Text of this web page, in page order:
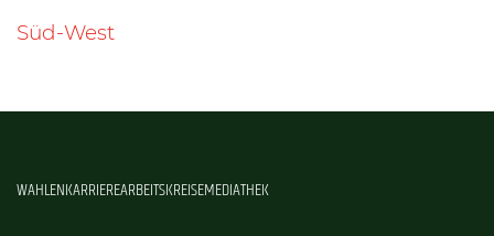
Süd-West
WAHLENKARRIEREARBEITSKREISEMEDIATHEK